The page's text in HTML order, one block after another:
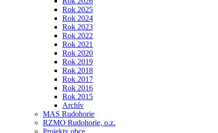
Rok 2025
Rok 2024
Rok 2023
Rok 2022
Rok 2021
Rok 2020
Rok 2019
Rok 2018
Rok 2017
Rok 2016
Rok 2015
Archív
MAS Rudohorie
RZMO Rudohorie, o.z.
Projekty obce